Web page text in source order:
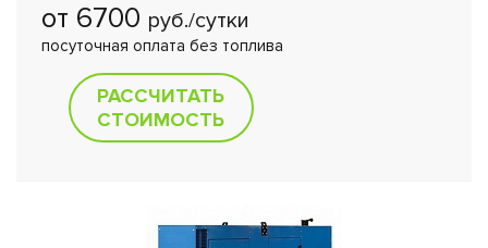
от 6700 руб./сутки
посуточная оплата без топлива
РАССЧИТАТЬ
СТОИМОСТЬ